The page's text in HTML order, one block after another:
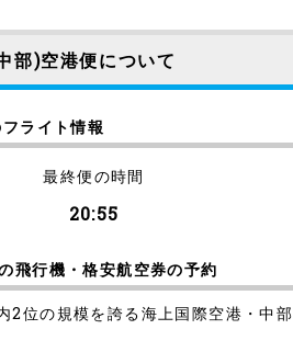
部)空港便について
ライト情報
最終便の時間
20:55
飛行機・格安航空券の予約
2位の規模を誇る海上国際空港・中